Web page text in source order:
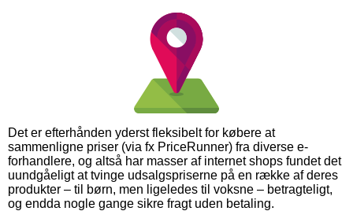
Det er efterhånden yderst fleksibelt for købere at
sammenligne priser (via fx PriceRunner) fra diverse e-
forhandlere, og altså har masser af internet shops fundet det
uundgåeligt at tvinge udsalgspriserne på en række af deres
produkter – til børn, men ligeledes til voksne – betragteligt,
og endda nogle gange sikre fragt uden betaling.